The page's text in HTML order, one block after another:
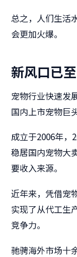
总之，人们生活
会更加火爆。
新风口已
宠物行业快速发
国内上市宠物巨
成立于2006年，
稳居国内宠物大
要收入来源。
近年来，凭借宠
实现了从代工生
竞争力。
驰骋海外市场十